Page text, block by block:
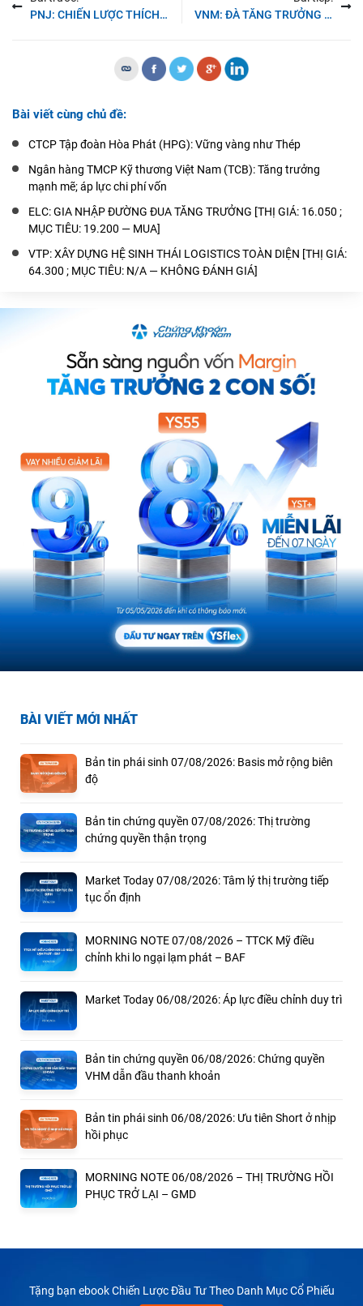
BÀI VIẾT MỚI NHẤT
Bản tin phái sinh 07/08/2026: Basis mở rộng biên
độ
Bản tin chứng quyền 07/08/2026: Thị trường
chứng quyền thận trọng
Market Today 07/08/2026: Tâm lý thị trường tiếp
tục ổn định
MORNING NOTE 07/08/2026 – TTCK Mỹ điều
chỉnh khi lo ngại lạm phát – BAF
Market Today 06/08/2026: Áp lực điều chỉnh duy trì
Bản tin chứng quyền 06/08/2026: Chứng quyền
VHM dẫn đầu thanh khoản
Bản tin phái sinh 06/08/2026: Ưu tiên Short ở nhịp
hồi phục
MORNING NOTE 06/08/2026 – THỊ TRƯỜNG HỒI
PHỤC TRỞ LẠI – GMD
Tặng bạn ebook Chiến Lược Đầu Tư Theo Danh Mục Cổ Phiếu
PNJ: CHIẾN LƯỢC THÍCH ỨNG THÚC ĐẨY KQKD Q3/2025 VỮNG CHẮC [THỊ GIÁ: 95.500 ; MỤC TIÊU: 106.600 — MUA]
VNM: ĐÀ TĂNG TRƯỞNG SẼ TIẾP TỤC TRONG 1H2026 [THỊ GIÁ: 58.000 ; MỤC TIÊU: 65.500 — MUA]
Bài viết cùng chủ đề:
CTCP Tập đoàn Hòa Phát (HPG): Vững vàng như Thép
Ngân hàng TMCP Kỹ thương Việt Nam (TCB): Tăng trưởng
mạnh mẽ; áp lực chi phí vốn
ELC: GIA NHẬP ĐƯỜNG ĐUA TĂNG TRƯỞNG [THỊ GIÁ: 16.050 ;
MỤC TIÊU: 19.200 — MUA]
VTP: XÂY DỰNG HỆ SINH THÁI LOGISTICS TOÀN DIỆN [THỊ GIÁ:
64.300 ; MỤC TIÊU: N/A — KHÔNG ĐÁNH GIÁ]